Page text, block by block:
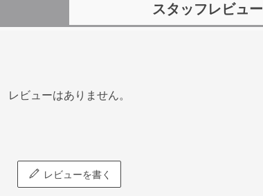
スタッフレビュー
レビューはありません。
レビューを書く